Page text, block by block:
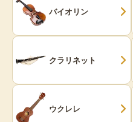
バイオリン
クラリネット
ウクレレ